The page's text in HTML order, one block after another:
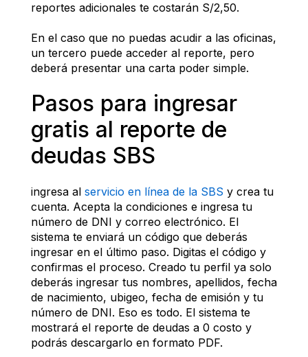
reportes adicionales te costarán S/2,50.
En el caso que no puedas acudir a las oficinas,
un tercero puede acceder al reporte, pero
deberá presentar una carta poder simple.
Pasos para ingresar
gratis al reporte de
deudas SBS
ingresa al servicio en línea de la SBS y crea tu
cuenta. Acepta la condiciones e ingresa tu
número de DNI y correo electrónico. El
sistema te enviará un código que deberás
ingresar en el último paso. Digitas el código y
confirmas el proceso. Creado tu perfil ya solo
deberás ingresar tus nombres, apellidos, fecha
de nacimiento, ubigeo, fecha de emisión y tu
número de DNI. Eso es todo. El sistema te
mostrará el reporte de deudas a 0 costo y
podrás descargarlo en formato PDF.